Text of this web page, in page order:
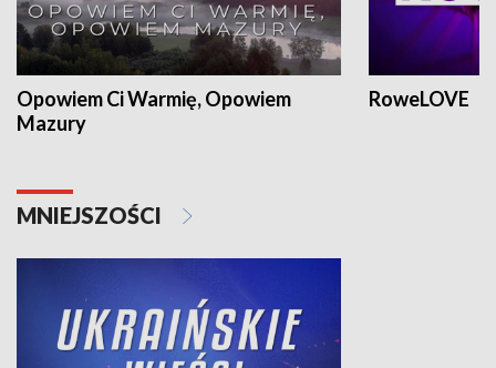
Opowiem Ci Warmię, Opowiem
Mazury
RoweLOVE
MNIEJSZOŚCI